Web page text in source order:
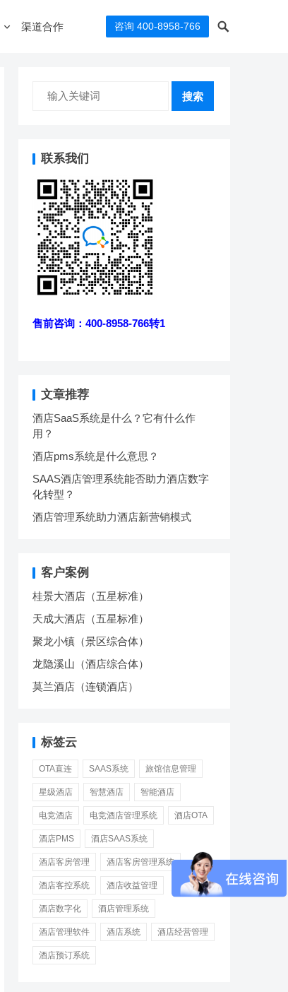
渠道合作 咨询 400-8958-766
搜索
联系我们
售前咨询：400-8958-766转1
文章推荐
酒店SaaS系统是什么？它有什么作
用？
酒店pms系统是什么意思？
SAAS酒店管理系统能否助力酒店数字
化转型？
酒店管理系统助力酒店新营销模式
客户案例
桂景大酒店（五星标准）
天成大酒店（五星标准）
聚龙小镇（景区综合体）
龙隐溪山（酒店综合体）
莫兰酒店（连锁酒店）
标签云
OTA直连 SAAS系统 旅馆信息管理
星级酒店 智慧酒店 智能酒店
电竞酒店 电竞酒店管理系统 酒店OTA
酒店PMS 酒店SAAS系统
酒店客房管理 酒店客房管理系统
酒店客控系统 酒店收益管理
酒店数字化 酒店管理系统
酒店管理软件 酒店系统 酒店经营管理
酒店预订系统